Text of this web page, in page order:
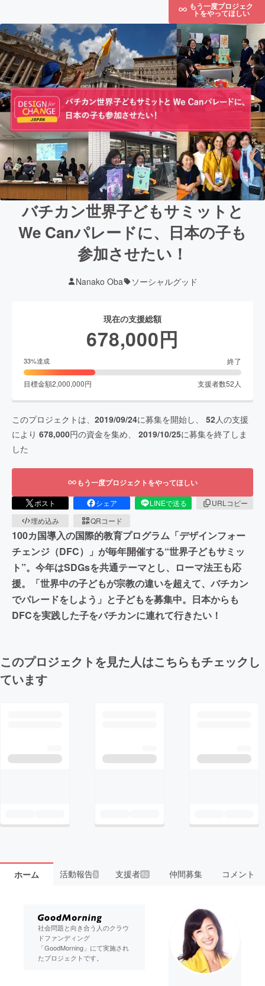
もう一度プロジェク
トをやってほしい
バチカン世界子どもサミットと
We Canパレードに、日本の子も
参加させたい！
Nanako Oba ソーシャルグッド
現在の支援総額
678,000円
33%達成 終了
目標金額2,000,000円 支援者数52 人
このプロジェクトは、 2019/09/24に募集を開始し、 52人の支援
により 678,000円の資金を集め、 2019/10/25に募集を終了しま
した
もう一度プロジェクトをやってほしい
ポスト シェア LINEで送る
URLコピー
埋め込み
QRコード
100カ国導入の国際的教育プログラム「デザインフォー
チェンジ（DFC）」が毎年開催する“世界子どもサミッ
ト”。今年はSDGsを共通テーマとし、ローマ法王も応
援。「世界中の子どもが宗教の違いを超えて、バチカン
でパレードをしよう」と子どもを募集中。日本からも
DFCを実践した子をバチカンに連れて行きたい！
このプロジェクトを見た人はこちらもチェックし
ています
ホーム 活動報告3 支援者52 仲間募集 コメント
社会問題と向き合う人のクラウ
ドファンディング
「GoodMorning」にて実施され
たプロジェクトです。